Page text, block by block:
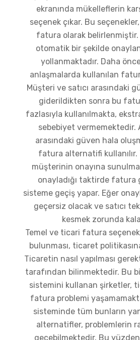
ekranında mükelleflerin
seçenek çıkar. Bu
fatura olarak
otomatik bir şekilde
yollanmaktadır. Daha
anlaşmalarda kullanılan
Müşteri ve satıcı arasındaki
giderildikten sonra bu
fazlasıyla kullanılmakta,
sebebiyet vermemektedir.
arasındaki güven hala
fatura alternatifi
müşterinin onayına
onayladığı taktirde fatura
sisteme geçiş yapar. Eğer
geçersiz olacak ve satıcı
kesmek zorunda
Temel ve ticari fatura
bulunması, ticaret
Ticaretin nasıl yapılması
tarafından bilinmektedir. Bu
sistemini kullanan şirketler,
fatura problemi
sisteminde tüm bunların
alternatifler, problemlerin
geçebilmektedir. Bu